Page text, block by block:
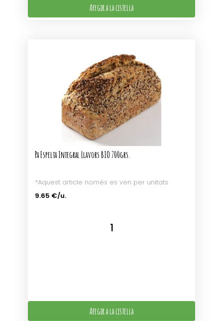
Afegir a la cistella
Pa Espelta Integral Llavors BIO 700grs.
*Aquest article només es ven per unitats
9.65 €/u.
Afegir a la cistella